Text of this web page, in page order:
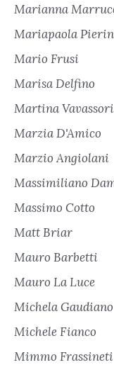
Marianna
Mariapaola
Mario Frusi
Marisa Delfino
Martina Vavassori
Marzia D'Amico
Marzio Angiolani
Massimiliano
Massimo Cotto
Matt Briar
Mauro Barbetti
Mauro La Luce
Michela Gaudiano
Michele Fianco
Mimmo Frassineti